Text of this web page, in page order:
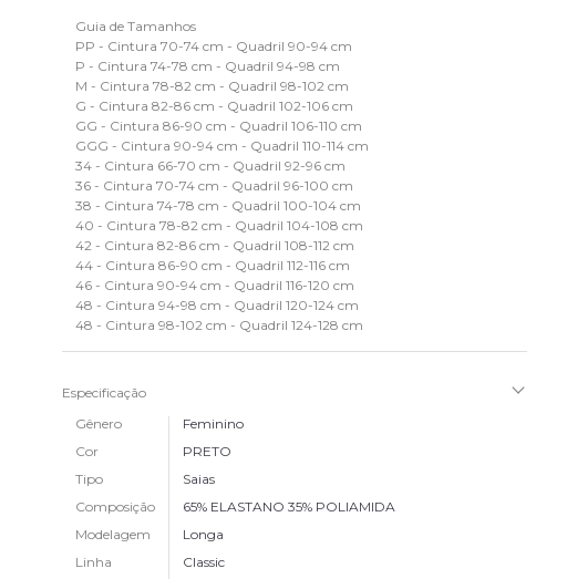
Guia de Tamanhos
PP - Cintura 70-74 cm - Quadril 90-94 cm
P - Cintura 74-78 cm - Quadril 94-98 cm
M - Cintura 78-82 cm - Quadril 98-102 cm
G - Cintura 82-86 cm - Quadril 102-106 cm
GG - Cintura 86-90 cm - Quadril 106-110 cm
GGG - Cintura 90-94 cm - Quadril 110-114 cm
34 - Cintura 66-70 cm - Quadril 92-96 cm
36 - Cintura 70-74 cm - Quadril 96-100 cm
38 - Cintura 74-78 cm - Quadril 100-104 cm
40 - Cintura 78-82 cm - Quadril 104-108 cm
42 - Cintura 82-86 cm - Quadril 108-112 cm
44 - Cintura 86-90 cm - Quadril 112-116 cm
46 - Cintura 90-94 cm - Quadril 116-120 cm
48 - Cintura 94-98 cm - Quadril 120-124 cm
48 - Cintura 98-102 cm - Quadril 124-128 cm
Especificação
Gênero
Feminino
Cor
PRETO
Tipo
Saias
Composição
65% ELASTANO 35% POLIAMIDA
Modelagem
Longa
Linha
Classic